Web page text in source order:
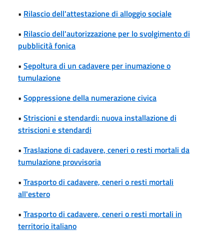
• Rilascio dell'attestazione di alloggio sociale
• Rilascio dell'autorizzazione per lo svolgimento di
pubblicità fonica
• Sepoltura di un cadavere per inumazione o
tumulazione
• Soppressione della numerazione civica
• Striscioni e stendardi: nuova installazione di
striscioni e stendardi
• Traslazione di cadavere, ceneri o resti mortali da
tumulazione provvisoria
• Trasporto di cadavere, ceneri o resti mortali
all'estero
• Trasporto di cadavere, ceneri o resti mortali in
territorio italiano